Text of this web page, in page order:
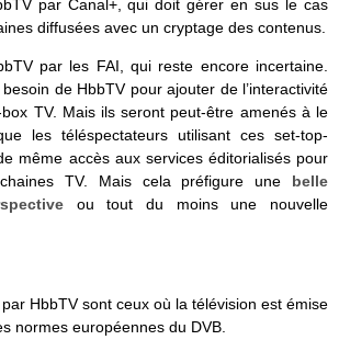
par Canal+, qui doit gérer en sus le cas
diffusées avec un cryptage des contenus.
par les FAI, qui reste encore incertaine.
besoin de HbbTV pour ajouter de l’interactivité
TV. Mais ils seront peut-être amenés à le
les téléspectateurs utilisant ces set-top-
même accès aux services éditorialisés pour
TV. Mais cela préfigure une belle
ou tout du moins une nouvelle
HbbTV sont ceux où la télévision est émise
normes européennes du DVB.